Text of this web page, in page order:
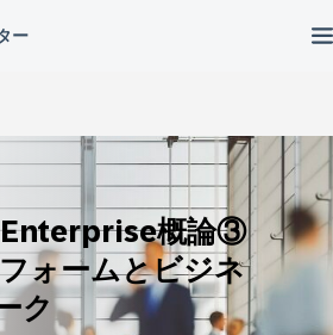
概論③
ォームとビジネ
ク